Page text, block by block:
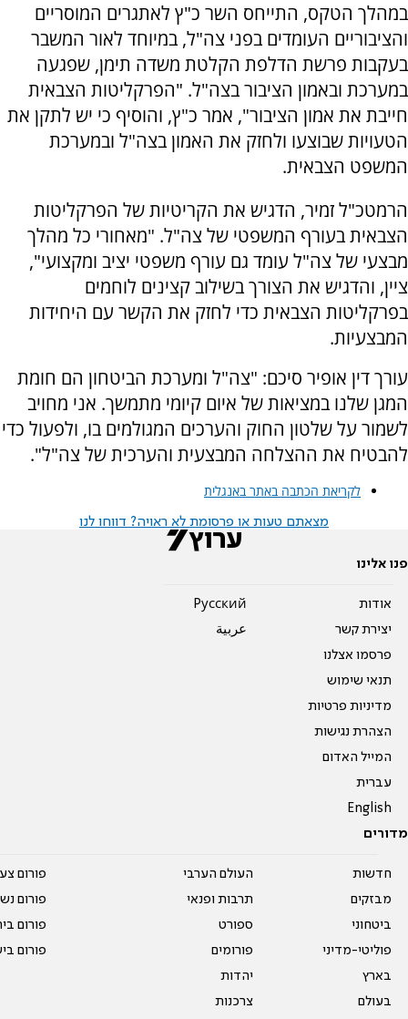
במהלך הטקס, התייחס השר כ"ץ לאתגרים המוסריים
והציבוריים העומדים בפני צה"ל, במיוחד לאור המשבר
בעקבות פרשת הדלפת הקלטת משדה תימן, שפגעה
במערכת ובאמון הציבור בצה"ל. "הפרקליטות הצבאית
חייבת את אמון הציבור", אמר כ"ץ, והוסיף כי יש לתקן את
הטעויות שבוצעו ולחזק את האמון בצה"ל ובמערכת
המשפט הצבאית.
הרמטכ"ל זמיר, הדגיש את הקריטיות של הפרקליטות
הצבאית בעורף המשפטי של צה"ל. "מאחורי כל מהלך
מבצעי של צה"ל עומד גם עורף משפטי יציב ומקצועי",
ציין, והדגיש את הצורך בשילוב קצינים לוחמים
בפרקליטות הצבאית כדי לחזק את הקשר עם היחידות
המבצעיות.
עורך דין אופיר סיכם: "צה"ל ומערכת הביטחון הם חומת
המגן שלנו במציאות של איום קיומי מתמשך. אני מחויב
לשמור על שלטון החוק והערכים המגולמים בו, ולפעול כדי
להבטיח את ההצלחה המבצעית והערכית של צה"ל".
לקריאת הכתבה באתר באנגלית
מצאתם טעות או פרסומת לא ראויה? דווחו לנו
פנו אלינו
אודות
יצירת קשר
פרסמו אצלנו
תנאי שימוש
מדיניות פרטיות
הצהרת נגישות
המייל האדום
עברית
English
Pусский
عربية
מדורים
חדשות
מבזקים
ביטחוני
פוליטי-מדיני
בארץ
בעולם
העולם הערבי
תרבות ופנאי
ספורט
פורומים
יהדות
צרכנות
פורום
פורום
פורום
פורום